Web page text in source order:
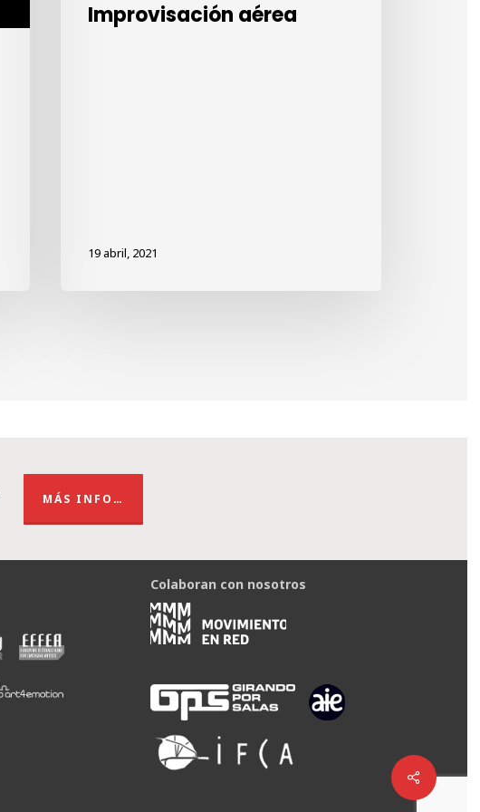
Improvisación aérea
19 abril, 2021
Share
MÁS INFO…
Colaboran con nosotros